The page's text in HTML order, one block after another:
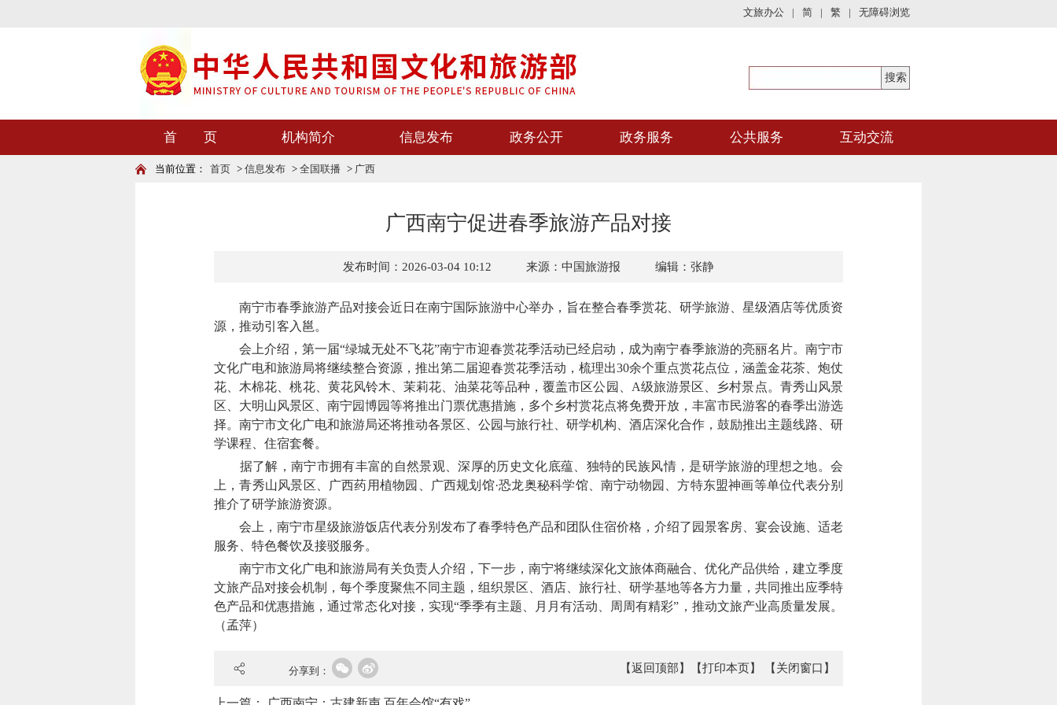
文旅办公 | 简 | 繁 | 无障碍浏览
首 页 机构简介 信息发布 政务公开 政务服务 公共服务 互动交流
当前位置： 首页 > 信息发布 > 全国联播 > 广西
广西南宁促进春季旅游产品对接
发布时间：2026-03-04 10:12 来源：中国旅游报 编辑：张静
南宁市春季旅游产品对接会近日在南宁国际旅游中心举办，旨在整合春季赏花、研学旅游、星级酒店等优质资
源，推动引客入邕。
会上介绍，第一届“绿城无处不飞花”南宁市迎春赏花季活动已经启动，成为南宁春季旅游的亮丽名片。南宁市
文化广电和旅游局将继续整合资源，推出第二届迎春赏花季活动，梳理出30余个重点赏花点位，涵盖金花茶、炮仗
花、木棉花、桃花、黄花风铃木、茉莉花、油菜花等品种，覆盖市区公园、A级旅游景区、乡村景点。青秀山风景
区、大明山风景区、南宁园博园等将推出门票优惠措施，多个乡村赏花点将免费开放，丰富市民游客的春季出游选
择。南宁市文化广电和旅游局还将推动各景区、公园与旅行社、研学机构、酒店深化合作，鼓励推出主题线路、研
学课程、住宿套餐。
据了解，南宁市拥有丰富的自然景观、深厚的历史文化底蕴、独特的民族风情，是研学旅游的理想之地。会
上，青秀山风景区、广西药用植物园、广西规划馆·恐龙奥秘科学馆、南宁动物园、方特东盟神画等单位代表分别
推介了研学旅游资源。
会上，南宁市星级旅游饭店代表分别发布了春季特色产品和团队住宿价格，介绍了园景客房、宴会设施、适老
服务、特色餐饮及接驳服务。
南宁市文化广电和旅游局有关负责人介绍，下一步，南宁将继续深化文旅体商融合、优化产品供给，建立季度
文旅产品对接会机制，每个季度聚焦不同主题，组织景区、酒店、旅行社、研学基地等各方力量，共同推出应季特
色产品和优惠措施，通过常态化对接，实现“季季有主题、月月有活动、周周有精彩”，推动文旅产业高质量发展。
（孟萍）
分享到： 【返回顶部】 【打印本页】 【关闭窗口】